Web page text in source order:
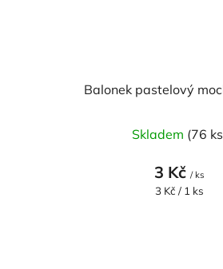
Balonek pastelový
Skladem (76
3 Kč / ks
Měrná
3 Kč / 1 ks